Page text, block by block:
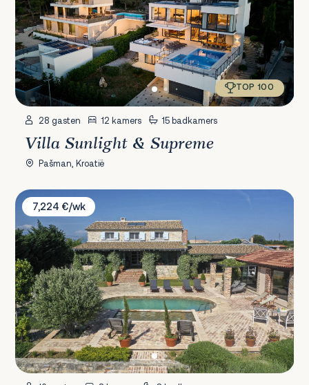
TOP 100
28 gasten 12 kamers 15 badkamers
Villa Sunlight & Supreme
Pašman, Kroatië
Villa Premasole
7,224 €/wk